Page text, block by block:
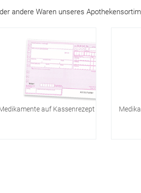
andere Waren unseres
auf Kassenrezept